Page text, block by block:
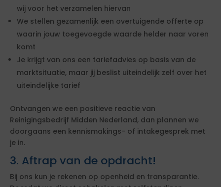
wij voor het verzamelen hiervan
We stellen gezamenlijk een overtuigende offerte op
waarin jouw toegevoegde waarde helder naar voren
komt
Je krijgt van ons een tariefadvies op basis van de
marktsituatie, maar jij beslist uiteindelijk zelf over het
uiteindelijke tarief
Ontvangen we een positieve reactie van
Reinigingsbedrijf Midden Nederland, dan plannen we
doorgaans een kennismakings- of intakegesprek met
je in.
3. Aftrap van de opdracht!
Bij ons kun je rekenen op openheid en transparantie.